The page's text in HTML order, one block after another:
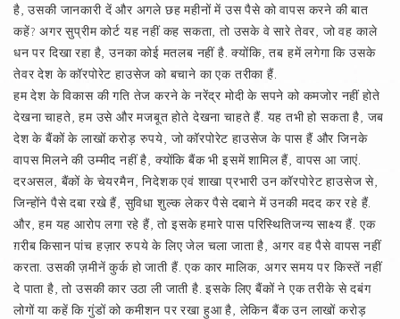
है, उसकी जानकारी दें और अगले छह महीनों में उस पैसे को वापस करने की बात
कहें? अगर सुप्रीम कोर्ट यह नहीं कह सकता, तो उसके वे सारे तेवर, जो वह काले
धन पर दिखा रहा है, उनका कोई मतलब नहीं है. क्योंकि, तब हमें लगेगा कि उसके
तेवर देश के कॉरपोरेट हाउसेज को बचाने का एक तरीका हैं.
हम देश के विकास की गति तेज करने के नरेंद्र मोदी के सपने को कमजोर नहीं होते
देखना चाहते, हम उसे और मजबूत होते देखना चाहते हैं. यह तभी हो सकता है, जब
देश के बैंकों के लाखों करोड़ रुपये, जो कॉरपोरेट हाउसेज के पास हैं और जिनके
वापस मिलने की उम्मीद नहीं है, क्योंकि बैंक भी इसमें शामिल हैं, वापस आ जाएं.
दरअसल, बैंकों के चेयरमैन, निदेशक एवं शाखा प्रभारी उन कॉरपोरेट हाउसेज से,
जिन्होंने पैसे दबा रखे हैं, सुविधा शुल्क लेकर पैसे दबाने में उनकी मदद कर रहे हैं.
और, हम यह आरोप लगा रहे हैं, तो इसके हमारे पास परिस्थितिजन्य साक्ष्य हैं. एक
ग़रीब किसान पांच हज़ार रुपये के लिए जेल चला जाता है, अगर वह पैसे वापस नहीं
करता. उसकी ज़मीनें कुर्क हो जाती हैं. एक कार मालिक, अगर समय पर किस्तें नहीं
दे पाता है, तो उसकी कार उठा ली जाती है. इसके लिए बैंकों ने एक तरीके से दबंग
लोगों या कहें कि गुंडों को कमीशन पर रखा हुआ है, लेकिन बैंक उन लाखों करोड़